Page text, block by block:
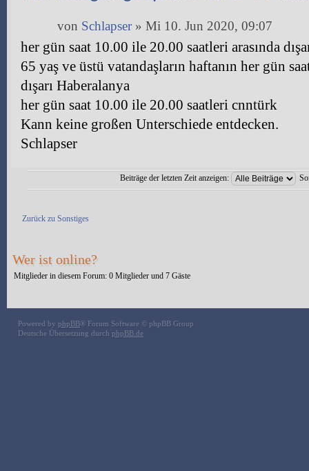
von Schlapser» Mi 10. Jun 2020, 09:07
her gün saat 10.00 ile 20.00 saatleri arasında
65 yaş ve üstü vatandaşların haftanın her gün
dışarı Haberalanya
her gün saat 10.00 ile 20.00 saatleri cnntürk
Kann keine großen Unterschiede entdecken.
Schlapser
Beiträge der letzten Zeit anzeigen:
Zurück zu Sonstiges
Wer ist online?
Mitglieder in diesem Forum: 0 Mitglieder und 7 Gäste
Powered by phpBB® Forum Software © phpBB Group
Deutsche Übersetzung durch phpBB.de